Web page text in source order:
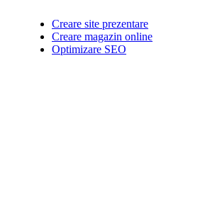
Creare site prezentare
Creare magazin online
Optimizare SEO